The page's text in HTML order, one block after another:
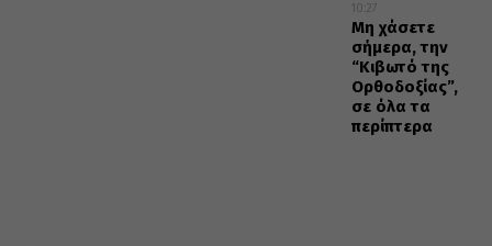
10:27
Μη χάσετε
σήμερα, την
“Κιβωτό της
Ορθοδοξίας”,
σε όλα τα
περίπτερα